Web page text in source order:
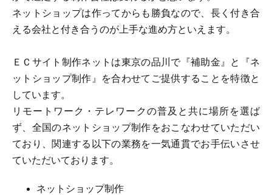
ネットショップは作ってからも勝負なので、長く付き合
える会社と付き合うのが上手な進め方といえます。
ＥＣサイト制作ネットは東京の品川で『補助金』と『ネ
ットショップ制作』を合わせてご提供することを特徴と
しています。
リモートワーク・テレワークの普及と共に場所を選ば
ず、全国のネットショップ制作をおこなわせていただい
ており、関連する以下の業務を一気通貫でお手伝いさせ
ていただいております。
ネットショップ制作